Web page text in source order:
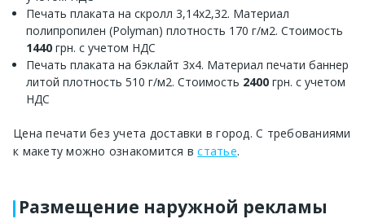
Печать плаката на скролл 3,14х2,32. Материал
полипропилен (Polyman) плотность 170 г/м2. Стоимость
1440 грн. с учетом НДС
Печать плаката на бэклайт 3х4. Материал печати баннер
литой плотность 510 г/м2. Стоимость 2400 грн. с учетом
НДС
Цена печати без учета доставки в город. С требованиями
к макету можно ознакомится встатье.
Размещение наружной рекламы